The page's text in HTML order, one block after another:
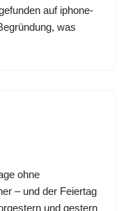
auf iphone-
was
ohne
– und der Feiertag
und gestern